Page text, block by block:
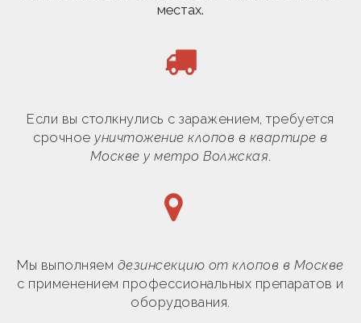
местах.
Если вы столкнулись с заражением, требуется
срочное уничтожение клопов в квартире в
Москве у метро Волжская.
Мы выполняем дезинсекцию от клопов в Москве
с применением профессиональных препаратов и
оборудования.